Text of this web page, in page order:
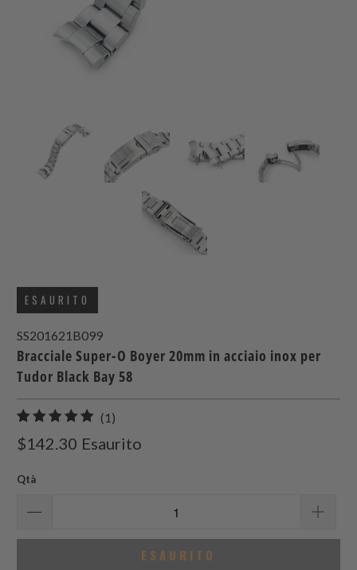
ESAURITO
SS201621B099
Bracciale Super-O Boyer 20mm in acciaio inox per
Tudor Black Bay 58
(1)
recensioni
$142.30 Esaurito
Qtà
ESAURITO